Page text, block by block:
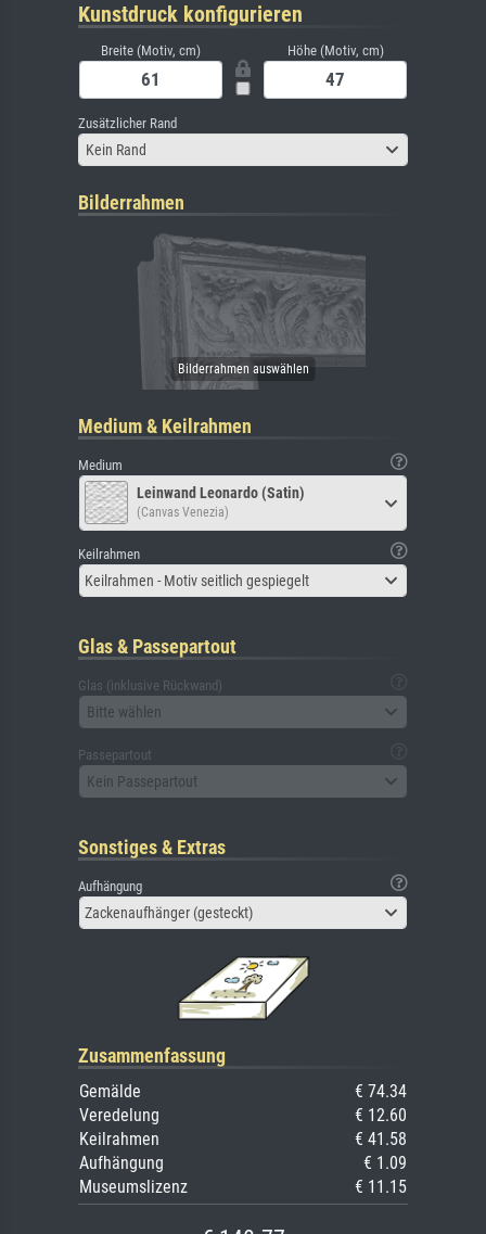
Kunstdruck konfigurieren
Breite (Motiv, cm) Höhe (Motiv, cm)
Zusätzlicher Rand
Kein Rand
Bilderrahmen
Medium & Keilrahmen
Medium
Leinwand Leonardo (Satin)
(Canvas Venezia)
Keilrahmen
Keilrahmen - Motiv seitlich gespiegelt
Glas & Passepartout
Glas (inklusive Rückwand)
Bitte wählen
Passepartout
Kein Passepartout
Sonstiges & Extras
Aufhängung
Zackenaufhänger (gesteckt)
Zusammenfassung
Gemälde
€ 74.34
Veredelung
€ 12.60
Keilrahmen
€ 41.58
Aufhängung
€ 1.09
Museumslizenz
€ 11.15